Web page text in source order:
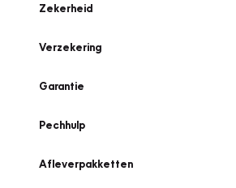
Zekerheid
Verzekering
Garantie
Pechhulp
Afleverpakketten